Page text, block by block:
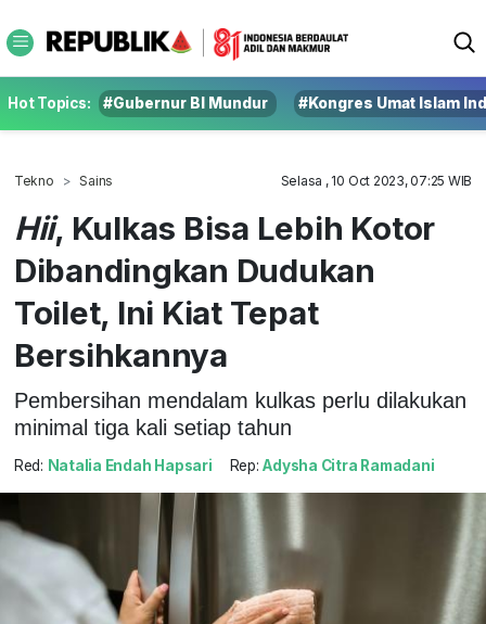
Hot Topics: #Gubernur BI Mundur #Kongres Umat Islam
Tekno Sains Selasa , 10 Oct 2023, 07:25 WIB
Hii, Kulkas Bisa Lebih Kotor
Dibandingkan Dudukan
Toilet, Ini Kiat Tepat
Bersihkannya
Pembersihan mendalam kulkas perlu dilakukan
minimal tiga kali setiap tahun
Red: Natalia Endah Hapsari Rep: Adysha Citra Ramadani